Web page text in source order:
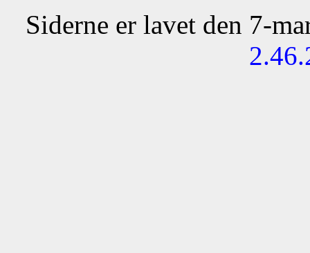
Siderne er lavet den 7-